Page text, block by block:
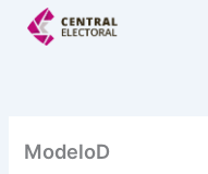
ModeloD